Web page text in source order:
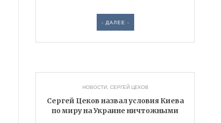
- ДАЛЕЕ -
НОВОСТИ, СЕРГЕЙ ЦЕКОВ
Сергей Цеков назвал условия Киева
по миру на Украине ничтожными